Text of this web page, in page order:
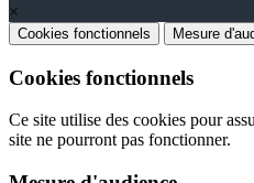
×
Cookies fonctionnels Mesure
Cookies fonctionnels
Ce site utilise des cookies pour
site ne pourront pas fonctionner.